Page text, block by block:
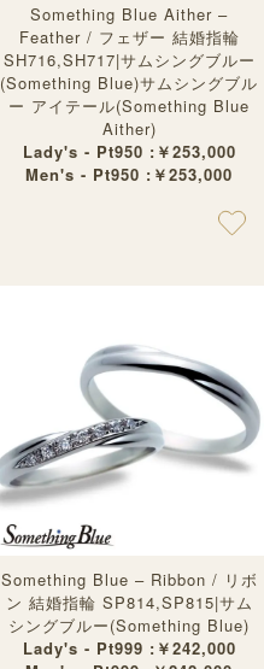
Something Blue Aither –
Feather / フェザー 結婚指輪
SH716,SH717|サムシングブルー
(Something Blue)サムシングブル
ー アイテール(Something Blue
Aither)
Lady's - Pt950 :￥253,000
Men's - Pt950 :￥253,000
Something Blue – Ribbon / リボ
ン 結婚指輪 SP814,SP815|サム
シングブルー(Something Blue)
Lady's - Pt999 :￥242,000